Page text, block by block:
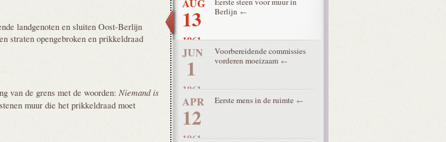
landgenoten en sluiten Oost-Berlijn
straten opengebroken en prikkeldraad
van de grens met de woorden: Niemand is
muur die het prikkeldraad moet
AUG
13
1961
Berlijn
JUN
1
1961
Voorbereidende commissies
vorderen moeizaam
APR
12
1961
Eerste mens in de ruimte